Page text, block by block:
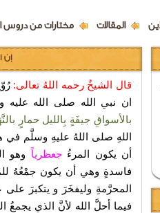
المقالات مختارات من دروس
إن
قال الشيخُ رحمه اللهُ تعالى:
ان نبي الله صلى الله
بالأسواقِ جيفَةٍ بِالليل حمارٍ
اللهِ صلى اللهُ عليهِ وسلَّم في
أن يكون المرءُجعظرياً وهو
فاسدةٍ وهي أن يكون جمْعُهُ
المحرَّمةِ وليفخَرَ و يتكبرَ
فيما أحلَّ الله لأنَّ الذي يجمعُ